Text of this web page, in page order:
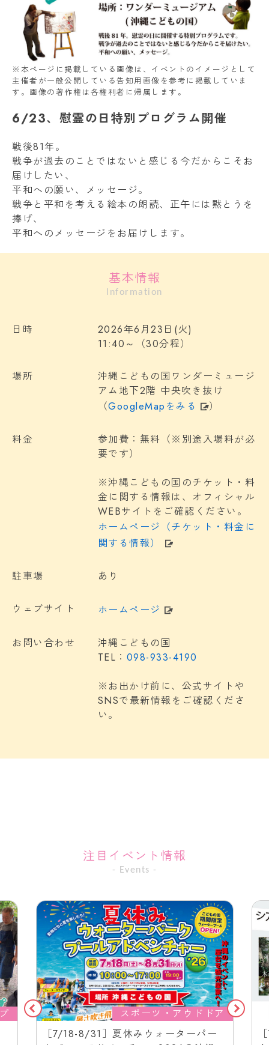
※本ページに掲載している画像は、イベントのイメージとして
主催者が一般公開している告知用画像を参考に掲載していま
す。画像の著作権は各権利者に帰属します。
6/23、慰霊の日特別プログラム開催
戦後81年。
戦争が過去のことではないと感じる今だからこそお
届けしたい、
平和への願い、メッセージ。
戦争と平和を考える絵本の朗読、正午には黙とうを
捧げ、
平和へのメッセージをお届けします。
基本情報
Information
日時
2026年6月23日(火)
11:40～（30分程）
場所
沖縄こどもの国ワンダーミュージ
アム地下2階 中央吹き抜け
（GoogleMapをみる ）
料金
参加費：無料（※別途入場料が必
要です）
※沖縄こどもの国のチケット・料
金に関する情報は、オフィシャル
WEBサイトをご確認ください。
ホームページ（チケット・料金に
関する情報）
駐車場 あり
ウェブサイト ホームページ
お問い合わせ
沖縄こどもの国
TEL： 098-933-4190
※お出かけ前に、公式サイトや
SNSで最新情報をご確認くださ
い。
注目イベント情報
- Events -
スポーツ・アウドドア
［7/18-8/31］夏休みウォーターパー